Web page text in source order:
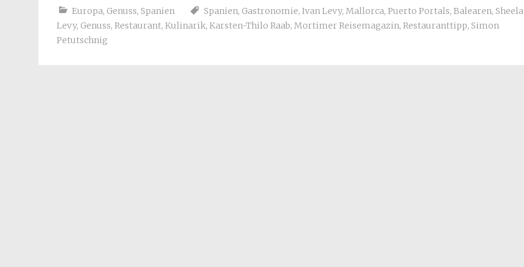
Europa, Genuss, Spanien Spanien, Gastronomie, Ivan Levy, Mallorca, Puerto Portals, Balearen, Sheela
Levy, Genuss, Restaurant, Kulinarik, Karsten-Thilo Raab, Mortimer Reisemagazin, Restauranttipp, Simon
Petutschnig